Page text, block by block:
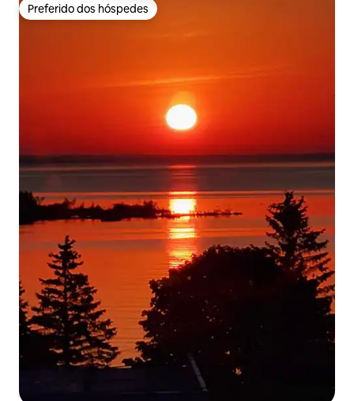
Preferido dos hóspedes
Preferido dos hóspedes